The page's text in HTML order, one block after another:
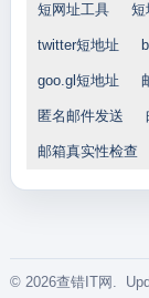
短网址工具 短
twitter短地址
goo.gl短地址
匿名邮件发送
邮箱真实性检查
© 2026查错IT网.